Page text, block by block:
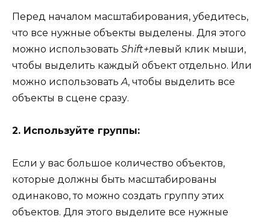
Перед началом масштабирования, убедитесь,
что все нужные объекты выделены. Для этого
можно использовать Shift+левый клик мыши,
чтобы выделить каждый объект отдельно. Или
можно использоватьA, чтобы выделить все
объекты в сцене сразу.
2. Используйте группы:
Если у вас большое количество объектов,
которые должны быть масштабированы
одинаково, то можно создать группу этих
объектов. Для этого выделите все нужные